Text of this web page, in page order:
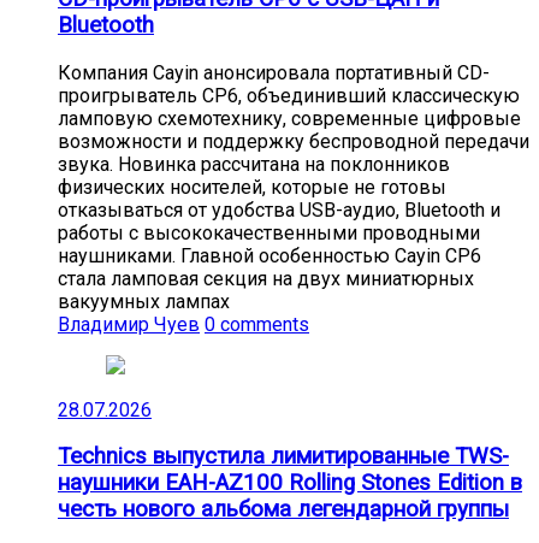
Bluetooth
Компания Cayin анонсировала портативный CD-
проигрыватель CP6, объединивший классическую
ламповую схемотехнику, современные цифровые
возможности и поддержку беспроводной передачи
звука. Новинка рассчитана на поклонников
физических носителей, которые не готовы
отказываться от удобства USB-аудио, Bluetooth и
работы с высококачественными проводными
наушниками. Главной особенностью Cayin CP6
стала ламповая секция на двух миниатюрных
вакуумных лампах
Владимир Чуев 0 comments
28.07.2026
Technics выпустила лимитированные TWS-
наушники EAH-AZ100 Rolling Stones Edition в
честь нового альбома легендарной группы